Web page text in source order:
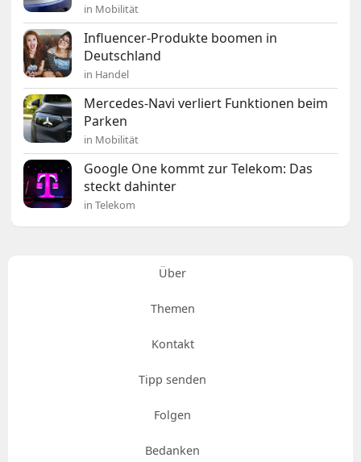
in Mobilität
Influencer-Produkte boomen in
Deutschland
in Handel
Mercedes-Navi verliert Funktionen beim
Parken
in Mobilität
Google One kommt zur Telekom: Das
steckt dahinter
in Telekom
Über
Themen
Kontakt
Tipp senden
Folgen
Bedanken